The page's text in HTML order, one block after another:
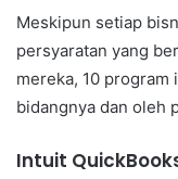
Meskipun setiap
persyaratan yang
mereka, 10
bidangnya dan oleh
Intuit